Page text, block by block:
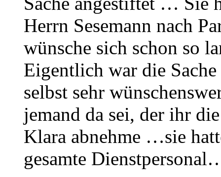
Herrn Sesemann nach
wünsche sich schon so
Eigentlich war die
selbst sehr
jemand da sei, der ihr
Klara abnehme …sie
gesamte